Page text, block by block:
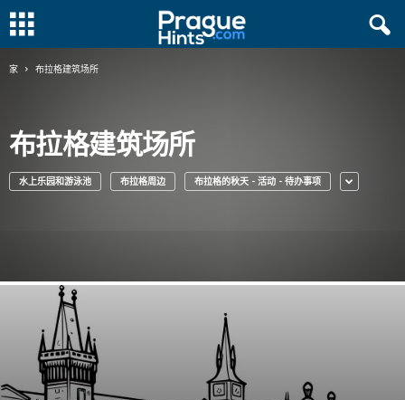
家 布拉格建筑场所
布拉格建筑场所
水上乐园和游泳池 布拉格周边 布拉格的秋天 - 活动 - 待办事项